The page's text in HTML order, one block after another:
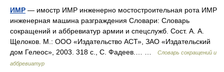
ИМР — имостр ИМР инженерно мостостроительная рота ИМР
инженерная машина разграждения Словари: Словарь
сокращений и аббревиатур армии и спецслужб. Сост. А. А.
Щелоков. М.: ООО «Издательство АСТ», ЗАО «Издательский
дом Гелеос», 2003. 318 с., С. Фадеев.… …
Словарь сокращений и
аббревиатур